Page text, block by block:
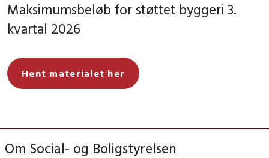
Maksimumsbeløb for støttet byggeri 3.
kvartal 2026
Hent materialet her
Om Social- og Boligstyrelsen